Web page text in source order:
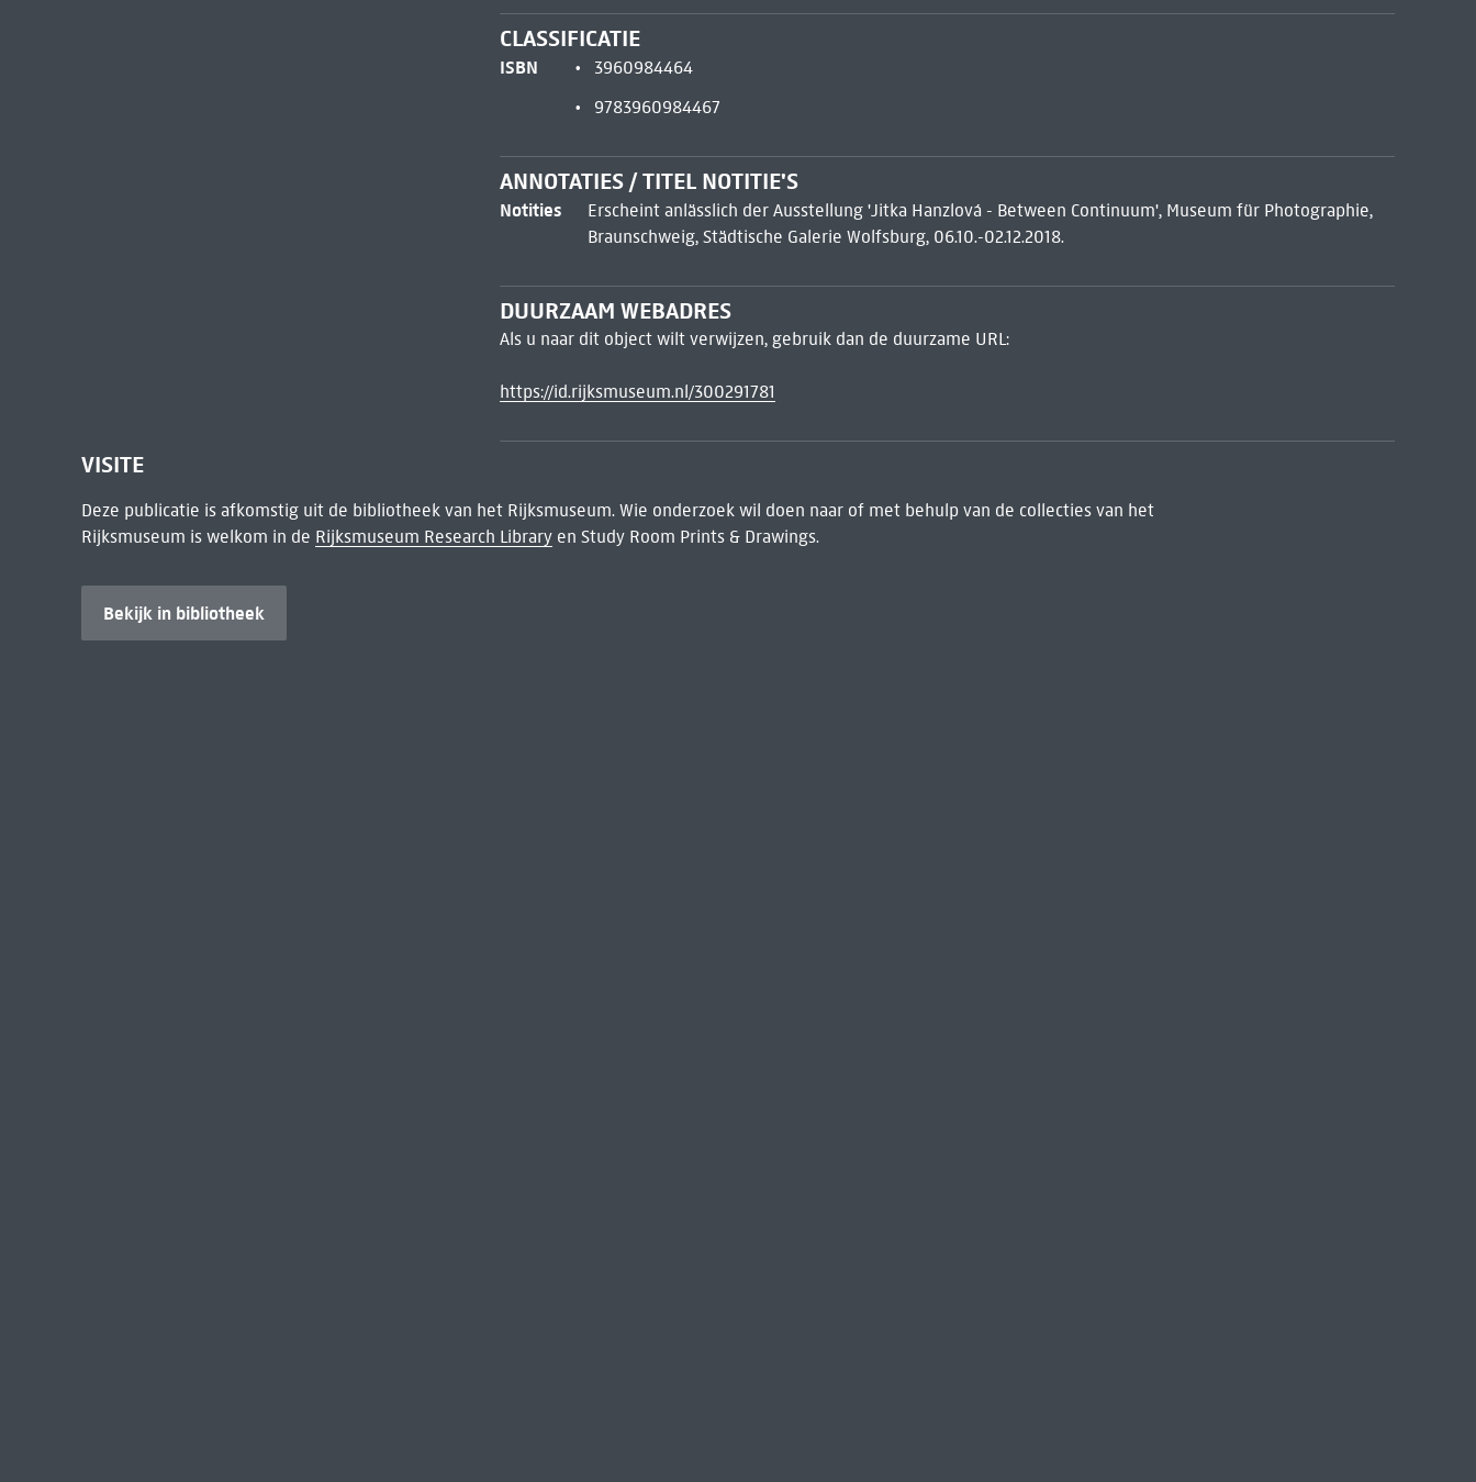
CLASSIFICATIE
ISBN
3960984464
9783960984467
ANNOTATIES / TITEL NOTITIE'S
Notities
Erscheint anlässlich der Ausstellung 'Jitka Hanzlová - Between Continuum', Museum für Photographie,
Braunschweig, Städtische Galerie Wolfsburg, 06.10.-02.12.2018.
DUURZAAM WEBADRES
Als u naar dit object wilt verwijzen, gebruik dan de duurzame URL:
https://id.rijksmuseum.nl/300291781
VISITE
Deze publicatie is afkomstig uit de bibliotheek van het Rijksmuseum. Wie onderzoek wil doen naar of met behulp van de collecties van het
Rijksmuseum is welkom in de Rijksmuseum Research Libraryen Study Room Prints & Drawings.
Bekijk in bibliotheek